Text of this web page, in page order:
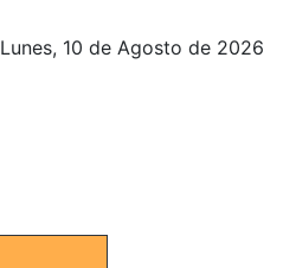
Lunes, 10 de Agosto de 2026